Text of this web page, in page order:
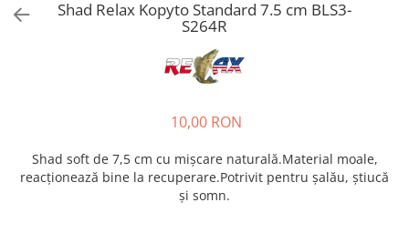
Shad Relax Kopyto Standard 7.5 cm BLS3-
S264R
10,00 RON
Shad soft de 7,5 cm cu mișcare naturală.Material moale,
reacționează bine la recuperare.Potrivit pentru șalău, știucă
și somn.